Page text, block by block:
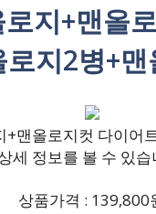
지+맨올
지2병+
맨올로지컷 다이어
세 정보를 볼 수 있습
상품가격 : 139,800